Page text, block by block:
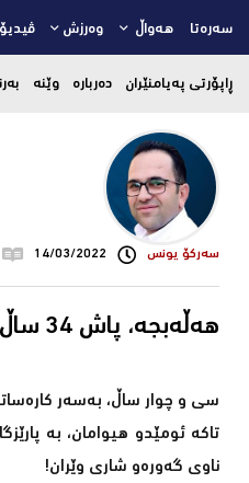
سەرەتا هەواڵ وەرزش ڤیدیۆ
ڕاپۆرتی پەیامنێران دەربارە وێنە
سه‌ركۆ یونس 14/03/2022
هەڵەبجە، پاش 34 ساڵ لە کارەساتی کیمیاباران
سی و چوار ساڵ، بەسەر
تاکە ئومێدو هیوامان، بە
ناوی گەورەو شاری وێران!